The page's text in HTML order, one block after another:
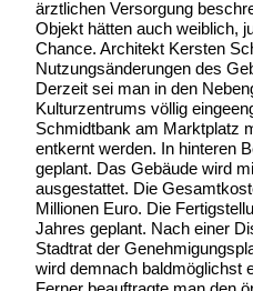
ärztlichen Versorgung
Objekt hätten auch weiblich,
Chance. Architekt Kersten
Nutzungsänderungen des
Derzeit sei man in den
Kulturzentrums völlig
Schmidtbank am Marktplatz
entkernt werden. In hinteren
geplant. Das Gebäude wird
ausgestattet. Die
Millionen Euro. Die
Jahres geplant. Nach einer
Stadtrat der
wird demnach baldmöglichst